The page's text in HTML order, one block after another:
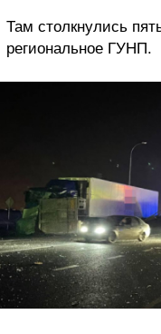
Там столкнулись
региональное ГУНП.